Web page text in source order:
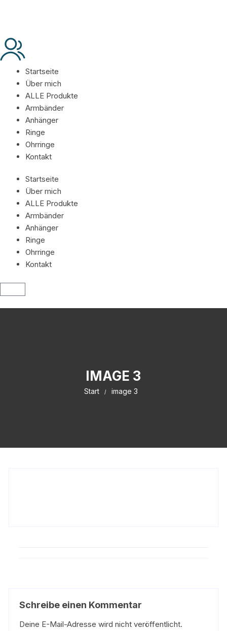
Startseite
Über mich
ALLE Produkte
Armbänder
Anhänger
Ringe
Ohrringe
Kontakt
Startseite
Über mich
ALLE Produkte
Armbänder
Anhänger
Ringe
Ohrringe
Kontakt
IMAGE 3
Start image 3
Schreibe einen Kommentar
Deine E-Mail-Adresse wird nicht veröffentlicht.